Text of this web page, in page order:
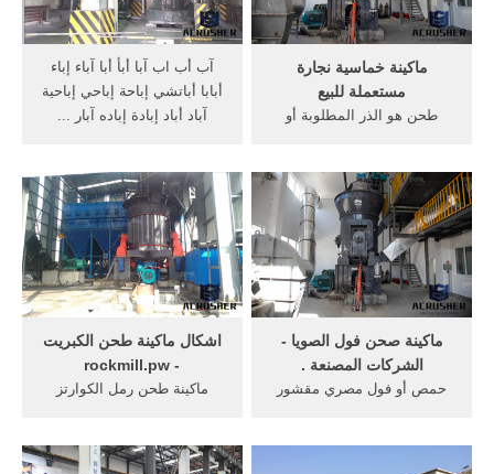
آب أب اب آبا أبأ أبا آباء إباء
أبابا أباتشي إباحة إباحي إباحية
آباد أباد إبادة إباده آبار ...
ماكينة خماسية نجارة
مستعملة للبيع
طحن هو الذر المطلوبة أو
خماسية نجارة مستعملة ...
اشكال ماكينة طحن الكبريت
- rockmill.pw
ماكينة طحن رمل الكوارتز
حمص ...
ماكينة صحن فول الصويا -
الشركات المصنعة .
حمص أو فول مصري مقشور